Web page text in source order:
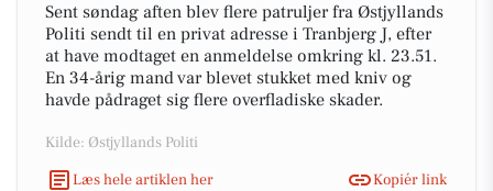
Sent søndag aften blev flere patruljer fra Østjyllands
Politi sendt til en privat adresse i Tranbjerg J, efter
at have modtaget en anmeldelse omkring kl. 23.51.
En 34-årig mand var blevet stukket med kniv og
havde pådraget sig flere overfladiske skader.
Kilde: Østjyllands Politi
Læs hele artiklen her
Kopiér link